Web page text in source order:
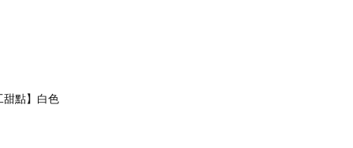
甜點】白色